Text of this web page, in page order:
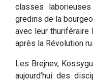
classes
gredins de la
avec leur thuriféraire
après la Révolution
Les Brejnev,
aujourd’hui des